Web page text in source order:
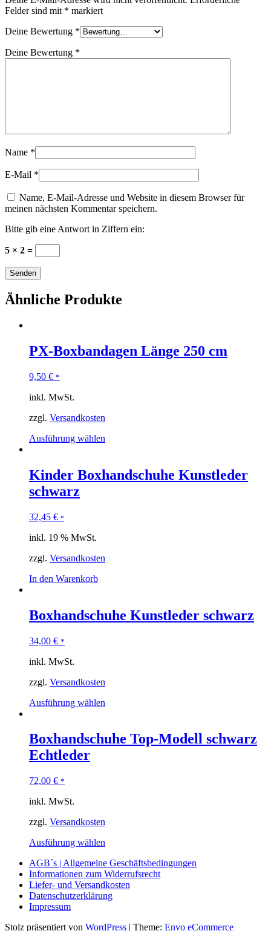
Felder sind mit * markiert
Deine Bewertung *
Deine Bewertung *
Name *
E-Mail *
Name, E-Mail-Adresse und Website in diesem Browser für
meinen nächsten Kommentar speichern.
Bitte gib eine Antwort in Ziffern ein:
5 × 2 =
Ähnliche Produkte
PX-Boxbandagen Länge 250 cm
9,50 € *
inkl. MwSt.
zzgl. Versandkosten
Ausführung wählen
Kinder Boxhandschuhe Kunstleder
schwarz
32,45 € *
inkl. 19 % MwSt.
zzgl. Versandkosten
In den Warenkorb
Boxhandschuhe Kunstleder schwarz
34,00 € *
inkl. MwSt.
zzgl. Versandkosten
Ausführung wählen
Boxhandschuhe Top-Modell schwarz
Echtleder
72,00 € *
inkl. MwSt.
zzgl. Versandkosten
Ausführung wählen
AGB´s | Allgemeine Geschäftsbedingungen
Informationen zum Widerrufsrecht
Liefer- und Versandkosten
Datenschutzerklärung
Impressum
Stolz präsentiert von WordPress | Theme: Envo eCommerce